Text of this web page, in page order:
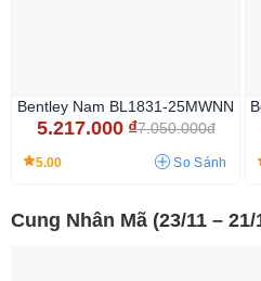
Bentley Nam BL1831-25MWNN
5.217.000 ₫7.050.000đ
5.00 So Sánh
Cung Nhân Mã (23/11 – 21/